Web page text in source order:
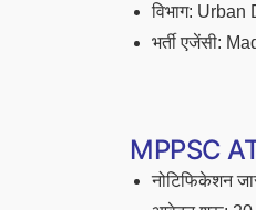
विभाग:
भर्ती एजेंसी:
MPPSC
नोटिफिकेशन